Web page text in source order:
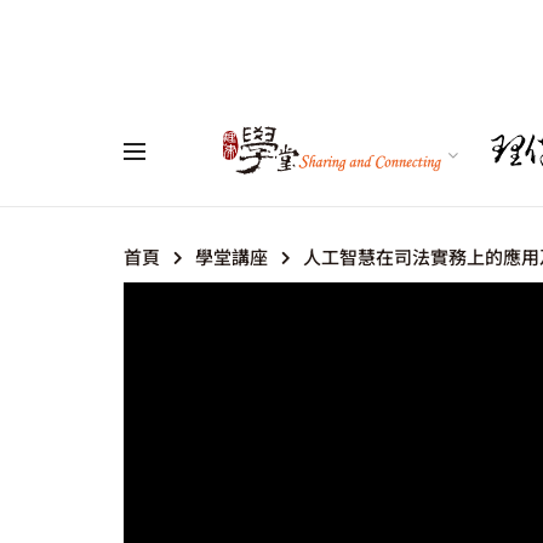
首頁 學堂講座 人工智慧在司法實務上的應